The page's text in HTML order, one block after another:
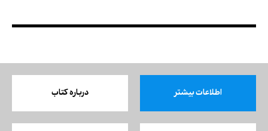
اطلاعات بیشتر درباره کتاب